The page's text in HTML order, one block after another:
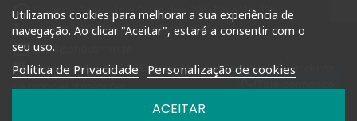
Utilizamos cookies para melhorar a sua experiência de
navegação. Ao clicar "Aceitar", estará a consentir com o
seu uso.
Política de Privacidade Personalização de cookies
ACEITAR
Horários: Segunda a Sexta das 09h-13h e 14h-18h
+351 927 748 884 | +351 212 476 905
 geral@shoptimm.pt
Portes Grátis* +162.50€ (para Portugal Continental) *Produtos
de grandes dimensões
podem não estar incluídos nesta oferta